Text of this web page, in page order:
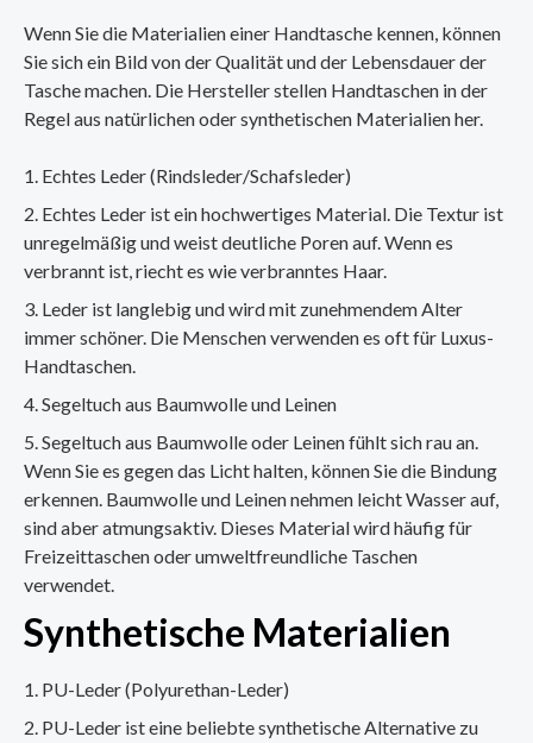
Wenn Sie die Materialien einer Handtasche kennen, können
Sie sich ein Bild von der Qualität und der Lebensdauer der
Tasche machen. Die Hersteller stellen Handtaschen in der
Regel aus natürlichen oder synthetischen Materialien her.
Echtes Leder (Rindsleder/Schafsleder)
Echtes Leder ist ein hochwertiges Material. Die Textur ist
unregelmäßig und weist deutliche Poren auf. Wenn es
verbrannt ist, riecht es wie verbranntes Haar.
Leder ist langlebig und wird mit zunehmendem Alter
immer schöner. Die Menschen verwenden es oft für Luxus-
Handtaschen.
Segeltuch aus Baumwolle und Leinen
Segeltuch aus Baumwolle oder Leinen fühlt sich rau an.
Wenn Sie es gegen das Licht halten, können Sie die Bindung
erkennen. Baumwolle und Leinen nehmen leicht Wasser auf,
sind aber atmungsaktiv. Dieses Material wird häufig für
Freizeittaschen oder umweltfreundliche Taschen
verwendet.
Synthetische Materialien
PU-Leder (Polyurethan-Leder)
PU-Leder ist eine beliebte synthetische Alternative zu